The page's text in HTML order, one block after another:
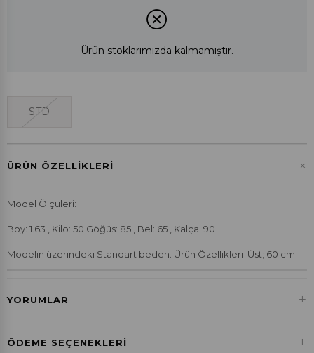
Ürün stoklarımızda kalmamıştır.
STD
ÜRÜN ÖZELLIKLERI +
Model Ölçüleri:
Boy: 1.63 , Kilo: 50 Göğüs: 85 , Bel: 65 , Kalça: 90
Modelin üzerindeki Standart beden. Ürün Özellikleri Üst; 60 cm
YORUMLAR +
ÖDEME SEÇENEKLERI +